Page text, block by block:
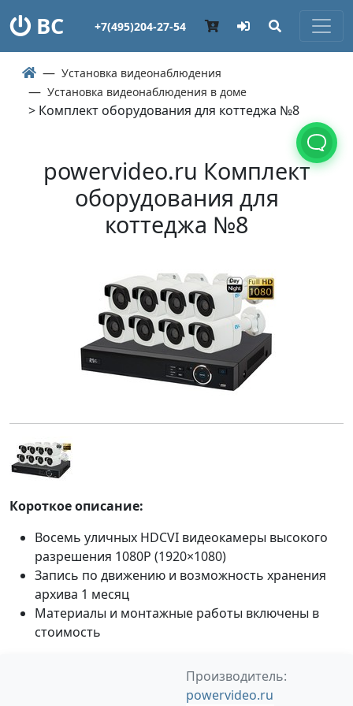
ВС +7(495)204-27-54
Установка видеонаблюдения
Установка видеонаблюдения в доме
> Комплект оборудования для коттеджа №8
powervideo.ru Комплект
оборудования для
коттеджа №8
Короткое описание:
Восемь уличных HDCVI видеокамеры высокого
разрешения 1080P (1920×1080)
Запись по движению и возможность хранения
архива 1 месяц
Материалы и монтажные работы включены в
стоимость
Производитель:
powervideo.ru